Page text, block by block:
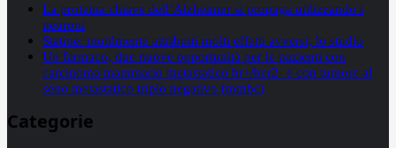
La proteina chiave dell’Alzheimer si propaga utilizzando i
neuroni
Statine: inutilmente attribuiti molti effetti avversi, lo studio
Un farmaco, due nuove opportunità per le pazienti con
carcinoma mammario metastatico hr+/her2- e con tumore al
seno metastatico triplo negativo (mtnbc)
Categorie